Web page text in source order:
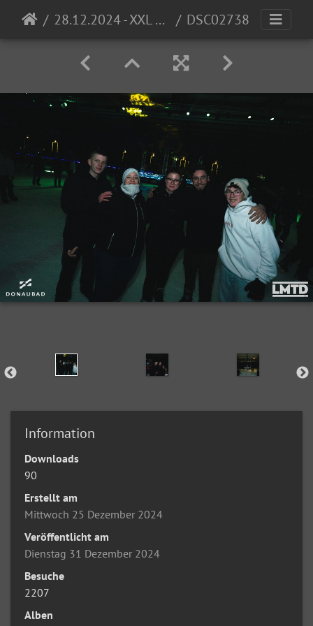
28.12.2024 - XXL Eisdisco (LMTD. Edition) @ Donaubad DSC02738
Information
Downloads
90
Erstellt am
Mittwoch 25 Dezember 2024
Veröffentlicht am
Dienstag 31 Dezember 2024
Besuche
2207
Alben